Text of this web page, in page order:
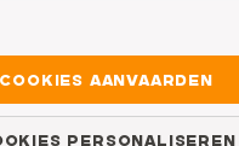
intrekken door naar de
te gaan. U kunt ervoor kiezen
van cookies of andere
de toegang tot
AANVAARDEN
PERSONALISEREN